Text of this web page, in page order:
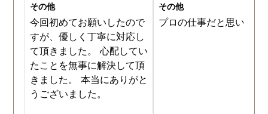
その他
今回初めてお願いしたので
すが、優しく丁寧に対応し
て頂きました。 心配してい
たことを無事に解決して頂
きました。 本当にありがと
うございました。
その他
プロの仕事だと思います